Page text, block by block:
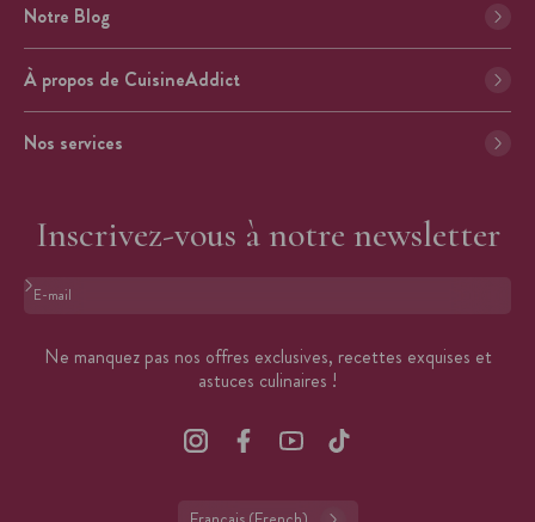
Notre Blog
À propos de CuisineAddict
Nos services
Inscrivez-vous à notre newsletter
Format : adresse@email.com
Ne manquez pas nos offres exclusives, recettes exquises et
astuces culinaires !